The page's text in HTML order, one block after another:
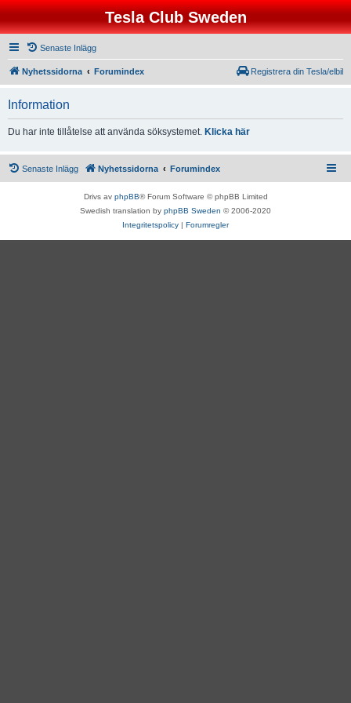
Tesla Club Sweden
Senaste Inlägg
Nyhetssidorna Forumindex Registrera din Tesla/elbil
Information
Du har inte tillåtelse att använda söksystemet. Klicka här
Senaste Inlägg Nyhetssidorna Forumindex
Drivs av phpBB® Forum Software © phpBB Limited
Swedish translation by phpBB Sweden © 2006-2020
Integritetspolicy | Forumregler